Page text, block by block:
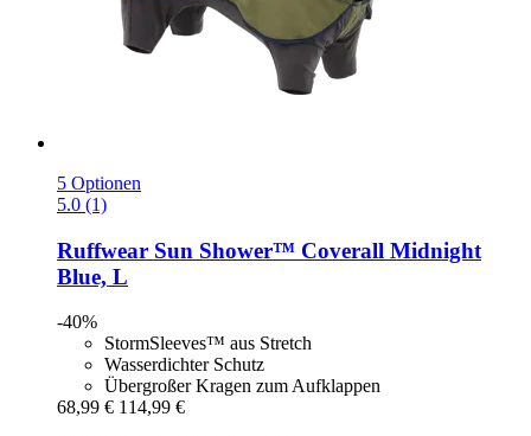
5 Optionen
5.0 (1)
Ruffwear Sun Shower™ Coverall Midnight
Blue, L
-40%
StormSleeves™ aus Stretch
Wasserdichter Schutz
Übergroßer Kragen zum Aufklappen
68,99 € 114,99 €